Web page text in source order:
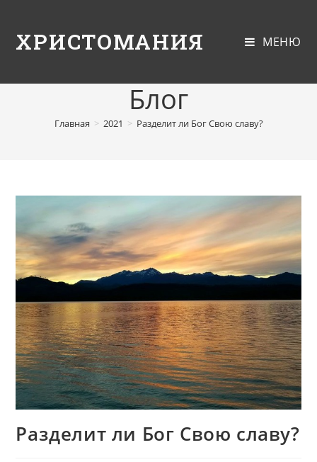
ХРИСТОМАНИЯ МЕНЮ
Блог
Главная > 2021 > Разделит ли Бог Свою славу?
Разделит ли Бог Свою славу?